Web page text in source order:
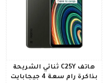
هاتف C25Y ثنائي الشريحة
بذاكرة رام سعة 4 جيجابايت